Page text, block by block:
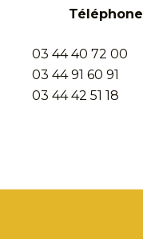
Téléphone
03 44 40 72 00
03 44 91 60 91
03 44 42 51 18